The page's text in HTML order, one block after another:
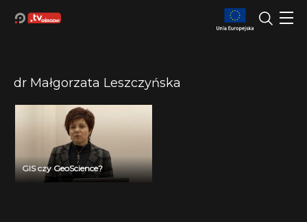
dr Małgorzata Leszczyńska
GIS czy GeoScience?